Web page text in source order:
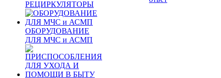
РЕЦИРКУЛЯТОРЫ
ОБОРУДОВАНИЕ
ДЛЯ МЧС и АСМП